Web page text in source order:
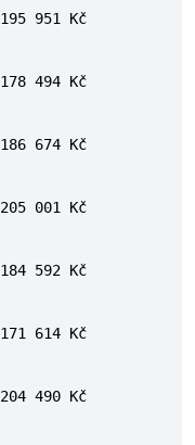
195 951 Kč
178 494 Kč
186 674 Kč
205 001 Kč
184 592 Kč
171 614 Kč
204 490 Kč